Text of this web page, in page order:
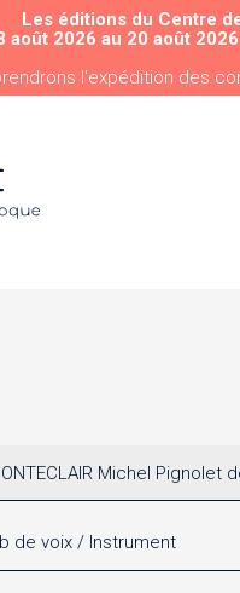
Les éditions du Centre
août 2026 au 20 août
l'expédition des
Michel Pignolet
de voix / Instrument